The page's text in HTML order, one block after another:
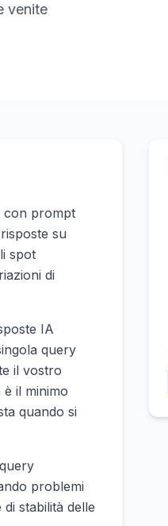
venite
con prompt
su
spot
di
IA
query
il vostro
il minimo
quando si
problemi
stabilità delle